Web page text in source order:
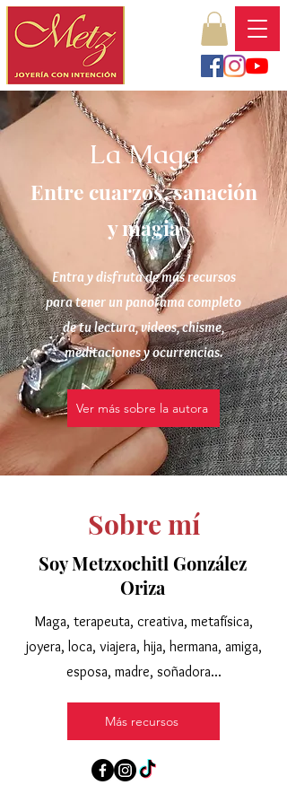
La Maga
Entre cuarzos, sanación
y magia
Entra y disfruta de más recursos
para tener un panorama completo
de tu lectura, videos, chisme,
meditaciones y ocurrencias.
Ver más sobre la autora
Sobre mí
Soy Metzxochitl González
Oriza
Maga, terapeuta, creativa, metafísica,
joyera, loca, viajera, hija, hermana, amiga,
esposa, madre, soñadora...
Más recursos